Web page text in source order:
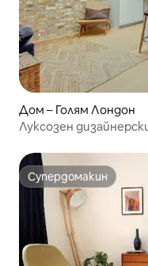
Дом – Голям Лондон
Луксозен
Супердомакин
Супердомакин